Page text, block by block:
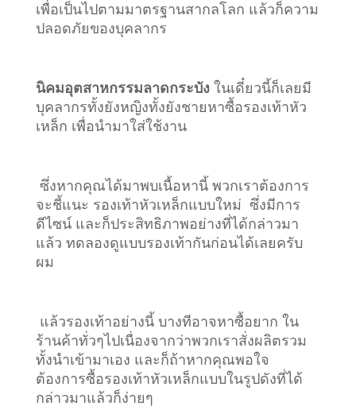
เพื่อเป็นไปตามมาตรฐานสากลโลก แล้วก็ความ
ปลอดภัยของบุคลากร
นิคมอุตสาหกรรมลาดกระบังในเดี๋ยวนี้ก็เลยมี
บุคลากรทั้งยังหญิงทั้งยังชายหาซื้อรองเท้าหัว
เหล็ก เพื่อนำมาใส่ใช้งาน
ซึ่งหากคุณได้มาพบเนื้อหานี้ พวกเราต้องการ
จะชี้แนะ รองเท้าหัวเหล็กแบบใหม่ ซึ่งมีการ
ดีไซน์ และก็ประสิทธิภาพอย่างที่ได้กล่าวมา
แล้ว ทดลองดูแบบรองเท้ากันก่อนได้เลยครับ
ผม
แล้วรองเท้าอย่างนี้ บางทีอาจหาซื้อยาก ใน
ร้านค้าทั่วๆไปเนื่องจากว่าพวกเราสั่งผลิตรวม
ทั้งนำเข้ามาเอง และก็ถ้าหากคุณพอใจ
ต้องการซื้อรองเท้าหัวเหล็กแบบในรูปดังที่ได้
กล่าวมาแล้วก็ง่ายๆ